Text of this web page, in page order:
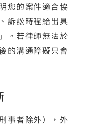
您的案件適合協
訴訟時程給出具
。若律師無法於
的溝通障礙只會
事者除外），外